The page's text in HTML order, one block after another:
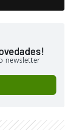
newsletter